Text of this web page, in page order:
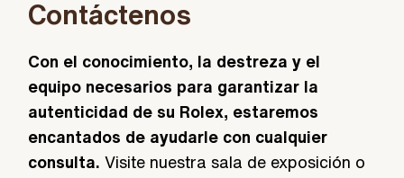
Contáctenos
Con el conocimiento, la destreza y el
equipo necesarios para garantizar la
autenticidad de su Rolex, estaremos
encantados de ayudarle con cualquier
consulta. Visite nuestra sala de exposición o